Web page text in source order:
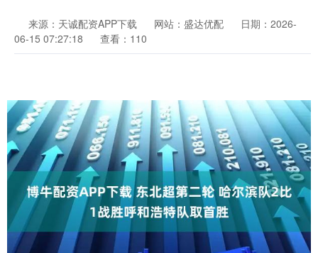
来源：天诚配资APP下载 网站：盛达优配
日期：2026-
06-15 07:27:18
查看：110